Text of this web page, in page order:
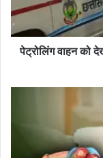
युवक
हार्ट
अटैक
पेट्रोलिंग वाहन को